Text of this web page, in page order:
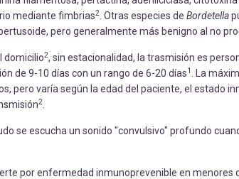
mediante fimbrias2 . Otras especies de Bordetella
pero generalmente más benigno al no
domicilio2, sin estacionalidad, la trasmisión es
de 9-10 días con un rango de 6-20 días1
. La
pero varía según la edad del paciente, el estado
2
se escucha un sonido "convulsivo" profundo
por enfermedad inmunoprevenible en menores